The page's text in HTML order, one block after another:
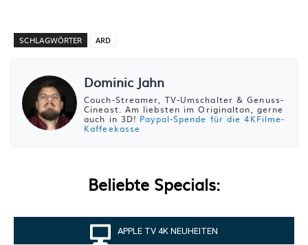
SCHLAGWÖRTER ARD
Dominic Jahn
Couch-Streamer, TV-Umschalter & Genuss-
Cineast. Am liebsten im Originalton, gerne
auch in 3D! Paypal-Spende für die 4KFilme-
Kaffeekasse
Beliebte Specials:
APPLE TV 4K NEUHEITEN